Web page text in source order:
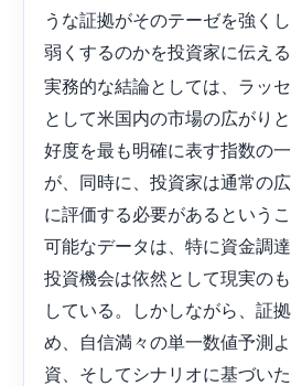
うな証拠がそのテーゼを強く
弱くするのかを投資家に伝える
実務的な結論としては、ラッ
として米国内の市場の広がり
好度を最も明確に表す指数の
が、同時に、投資家は通常の
に評価する必要があるという
可能なデータは、特に資金調
投資機会は依然として現実の
している。しかしながら、証
め、自信満々の単一数値予測
資、そしてシナリオに基づい